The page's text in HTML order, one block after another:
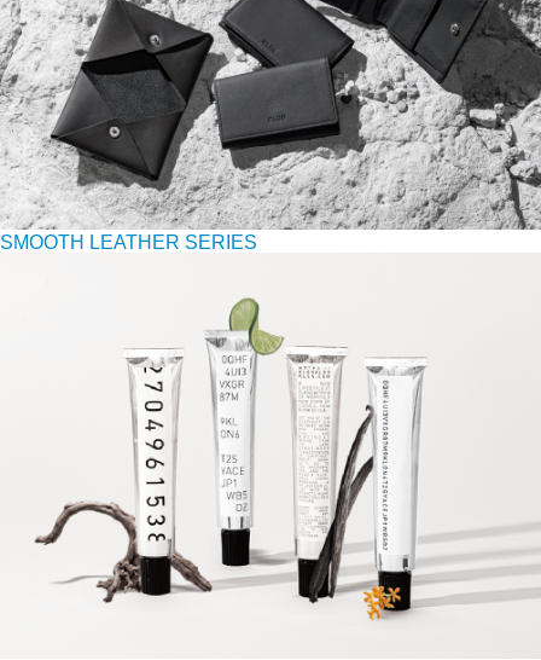
SMOOTH LEATHER SERIES